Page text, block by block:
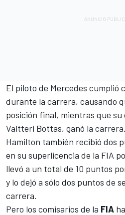
El piloto de Mercedes cumplió
durante la carrera, causando
posición final, mientras que su
Valtteri Bottas, ganó la carrera.
Hamilton también recibió dos
en su superlicencia de la FIA
llevó a un total de 10 puntos
y lo dejó a sólo dos puntos de
carrera.
Pero los comisarios de la FIA